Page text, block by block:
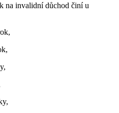
na invalidní důchod činí u